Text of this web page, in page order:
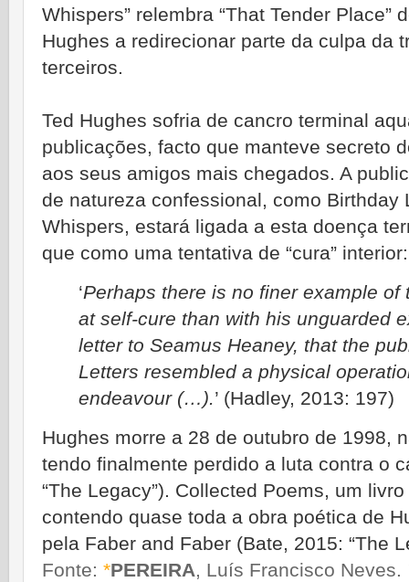
Whispers” relembra “That Tender Place”
Hughes a redirecionar parte da culpa da
terceiros.
Ted Hughes sofria de cancro terminal
publicações, facto que manteve secreto
aos seus amigos mais chegados. A
de natureza confessional, como Birthday
Whispers, estará ligada a esta doença
que como uma tentativa de “cura” interior:
‘Perhaps there is no finer example
at self-cure than with his unguarded
letter to Seamus Heaney, that the
Letters resembled a physical
endeavour (…).’ (Hadley, 2013: 197)
Hughes morre a 28 de outubro de 1998,
tendo finalmente perdido a luta contra o
“The Legacy”). Collected Poems, um
contendo quase toda a obra poética de
pela Faber and Faber (Bate, 2015: “The
Fonte: *PEREIRA, Luís Francisco Neves.